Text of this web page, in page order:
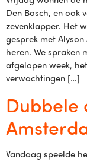
Den Bosch, en ook
zevenklapper. Het
gesprek met
heren. We spraken
afgelopen week,
verwachtingen […]
Dubbele
Vandaag speelde